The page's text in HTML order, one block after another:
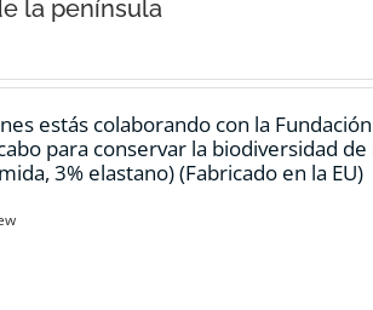
la península
estás colaborando con la
para conservar la biodiversidad
3% elastano) (Fabricado en la EU)